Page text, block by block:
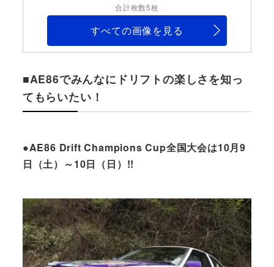
合計枚数5枚
すべての画像を見る
■AE86でみんなにドリフトの楽しさを知っ
てもらいたい！
●AE86 Drift Champions Cup全国大会は10月9
日（土）～10日（日）!!